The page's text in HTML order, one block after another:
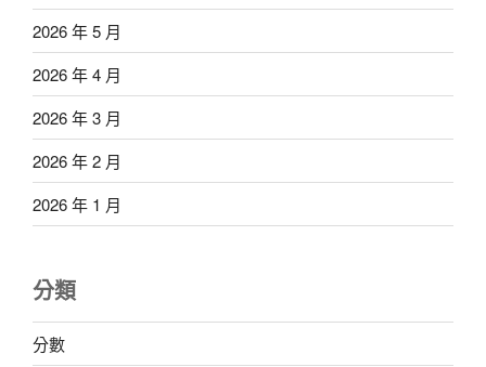
2026 年 5 月
2026 年 4 月
2026 年 3 月
2026 年 2 月
2026 年 1 月
分類
分數